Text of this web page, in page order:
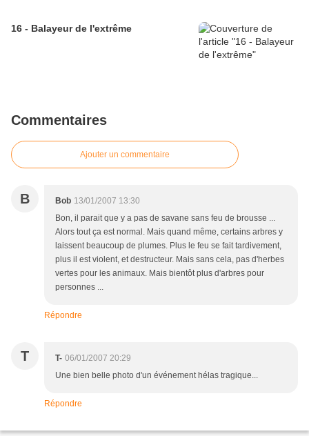
16 - Balayeur de l'extrême
Commentaires
Ajouter un commentaire
B Bob 13/01/2007 13:30
Bon, il parait que y a pas de savane sans feu de brousse ...
Alors tout ça est normal. Mais quand même, certains arbres y
laissent beaucoup de plumes. Plus le feu se fait tardivement,
plus il est violent, et destructeur. Mais sans cela, pas d'herbes
vertes pour les animaux. Mais bientôt plus d'arbres pour
personnes ...
Répondre
T T- 06/01/2007 20:29
Une bien belle photo d'un événement hélas tragique...
Répondre